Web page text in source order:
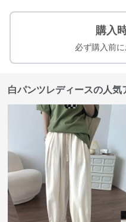
購入
必ず購入前に
白パンツレディースの人気